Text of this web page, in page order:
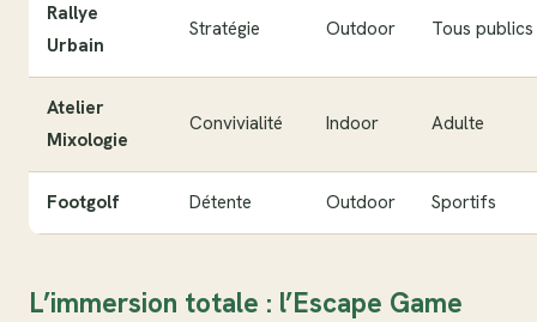
Rallye
Urbain
Stratégie Outdoor Tous publics
Atelier
Mixologie
Convivialité Indoor Adulte
Footgolf Détente Outdoor Sportifs
L’immersion totale : l’Escape Game